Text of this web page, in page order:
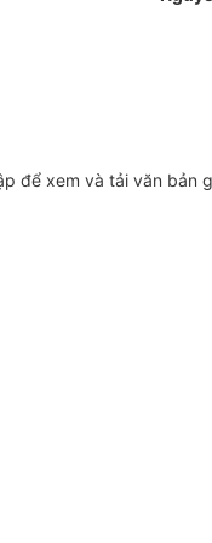
để xem và tải văn bản